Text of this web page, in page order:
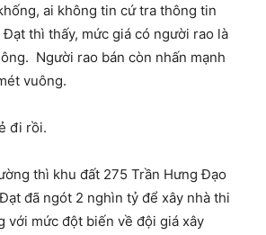
ai không tin cứ tra thông tin
Đạt thì thấy, mức giá có người rao là
Người rao bán còn nhấn mạnh
vuông.
đi rồi.
thì khu đất 275 Trần Hưng Đạo
đã ngót 2 nghìn tỷ để xây nhà thi
với mức đột biến về đội giá xây